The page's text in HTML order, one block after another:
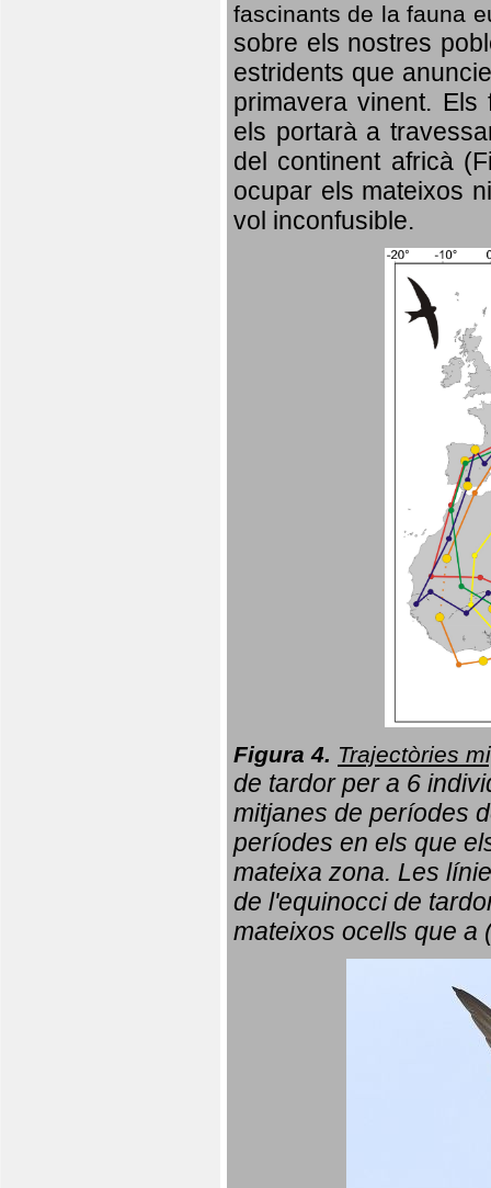
fascinants de la fauna
sobre els nostres
estridents que
primavera vinent. Els
els portarà a
del continent africà
ocupar els mateixos
vol inconfusible.
Figura 4. Trajectòries
de tardor per a 6
mitjanes de períodes
períodes en els que
mateixa zona. Les
de l'equinocci de
mateixos ocells que a